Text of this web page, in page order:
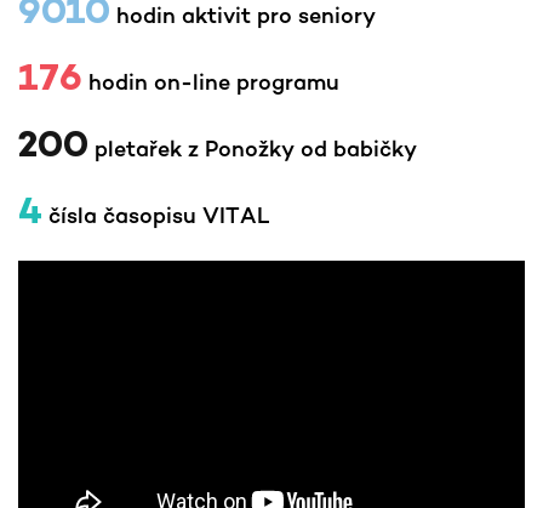
9010 hodin aktivit pro seniory
176 hodin on-line programu
200 pletařek z Ponožky od babičky
4 čísla časopisu VITAL